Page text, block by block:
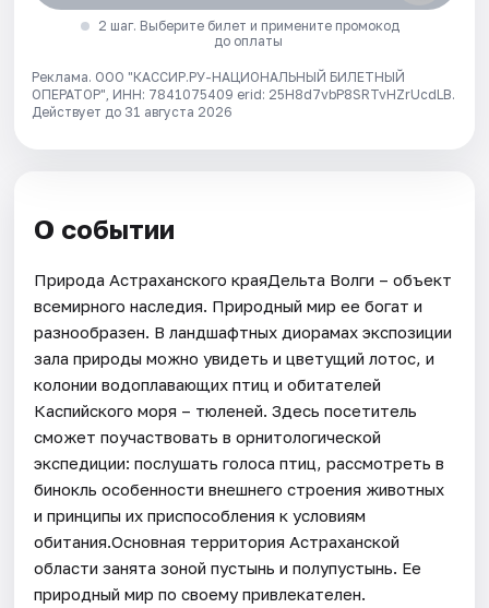
2 шаг. Выберите билет и примените промокод
до оплаты
Реклама. ООО "КАССИР.РУ-НАЦИОНАЛЬНЫЙ БИЛЕТНЫЙ
ОПЕРАТОР", ИНН: 7841075409 erid: 25H8d7vbP8SRTvHZrUcdLB.
Действует до 31 августа 2026
О событии
Природа Астраханского краяДельта Волги – объект
всемирного наследия. Природный мир ее богат и
разнообразен. В ландшафтных диорамах экспозиции
зала природы можно увидеть и цветущий лотос, и
колонии водоплавающих птиц и обитателей
Каспийского моря – тюленей. Здесь посетитель
сможет поучаствовать в орнитологической
экспедиции: послушать голоса птиц, рассмотреть в
бинокль особенности внешнего строения животных
и принципы их приспособления к условиям
обитания.Основная территория Астраханской
области занята зоной пустынь и полупустынь. Ее
природный мир по своему привлекателен.